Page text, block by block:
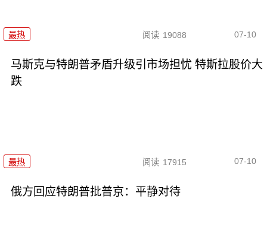
最热 阅读 19088 07-10
马斯克与特朗普矛盾升级引市场担忧 特斯拉股价大
跌
最热 阅读 17915 07-10
俄方回应特朗普批普京：平静对待